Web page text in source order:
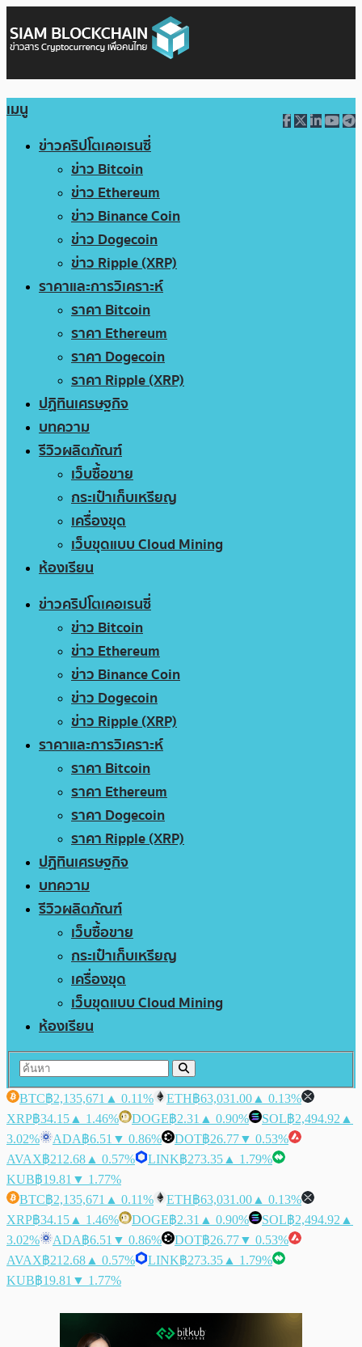
เมนู
ข่าวคริปโตเคอเรนซี่
ข่าว Bitcoin
ข่าว Ethereum
ข่าว Binance Coin
ข่าว Dogecoin
ข่าว Ripple (XRP)
ราคาและการวิเคราะห์
ราคา Bitcoin
ราคา Ethereum
ราคา Dogecoin
ราคา Ripple (XRP)
ปฏิทินเศรษฐกิจ
บทความ
รีวิวผลิตภัณฑ์
เว็บซื้อขาย
กระเป๋าเก็บเหรียญ
เครื่องขุด
เว็บขุดแบบ Cloud Mining
ห้องเรียน
ข่าวคริปโตเคอเรนซี่
ข่าว Bitcoin
ข่าว Ethereum
ข่าว Binance Coin
ข่าว Dogecoin
ข่าว Ripple (XRP)
ราคาและการวิเคราะห์
ราคา Bitcoin
ราคา Ethereum
ราคา Dogecoin
ราคา Ripple (XRP)
ปฏิทินเศรษฐกิจ
บทความ
รีวิวผลิตภัณฑ์
เว็บซื้อขาย
กระเป๋าเก็บเหรียญ
เครื่องขุด
เว็บขุดแบบ Cloud Mining
ห้องเรียน
BTC฿2,135,671 ▲ 0.11% ETH฿63,031.00 ▲ 0.13%
XRP฿34.15 ▲ 1.46% DOGE฿2.31 ▲ 0.90% SOL฿2,494.92 ▲
3.02%
ADA฿6.51 ▼ 0.86% DOT฿26.77▼ 0.53%
AVAX฿212.68 ▲ 0.57% LINK฿273.35 ▲ 1.79%
KUB฿19.81 ▼ 1.77%
BTC฿2,135,671 ▲ 0.11% ETH฿63,031.00 ▲ 0.13%
XRP฿34.15 ▲ 1.46% DOGE฿2.31 ▲ 0.90% SOL฿2,494.92 ▲
3.02%
ADA฿6.51 ▼ 0.86% DOT฿26.77▼ 0.53%
AVAX฿212.68 ▲ 0.57% LINK฿273.35 ▲ 1.79%
KUB฿19.81 ▼ 1.77%